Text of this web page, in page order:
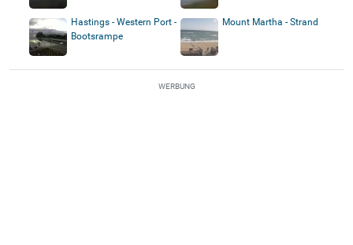
Hastings - Western Port -
Bootsrampe
Mount Martha - Strand
WERBUNG